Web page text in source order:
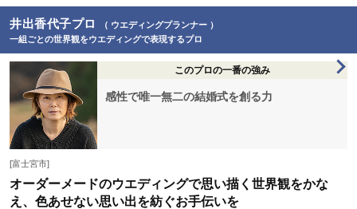
井出香代子プロ
（ ウエディングプランナー ）
一組ごとの世界観をウエディングで表現するプロ
このプロの一番の強み
感性で唯一無二の結婚式を創る力
[富士宮市]
オーダーメードのウエディングで思い描く世界観をかな
え、色あせない思い出を紡ぐお手伝いを